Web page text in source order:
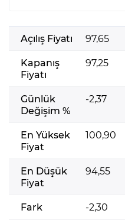
Açılış Fiyatı
97,65
Kapanış
Fiyatı
97,25
Günlük
Değişim %
-2,37
En Yüksek
Fiyat
100,90
En Düşük
Fiyat
94,55
Fark
-2,30